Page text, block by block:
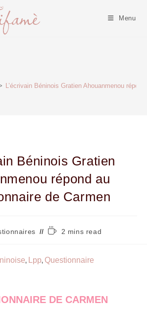
Menu
L’écrivain Béninois Gratien Ahouanmenou
Béninois Gratien
répond au
de Carmen
2 mins read
, Lpp, Questionnaire
DE CARMEN